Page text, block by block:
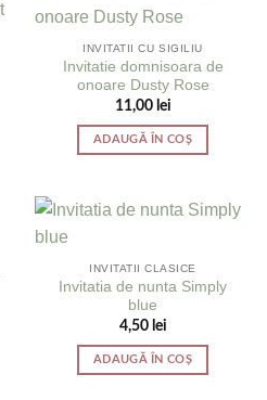
INVITATII CU SIGILIU
Invitatie domnisoara de
onoare Dusty Rose
11,00 lei
ADAUGĂ ÎN COȘ
INVITATII CLASICE
Invitatia de nunta Simply
blue
4,50 lei
ADAUGĂ ÎN COȘ